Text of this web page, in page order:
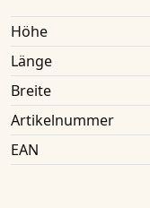
Höhe
Länge
Breite
Artikelnummer
EAN